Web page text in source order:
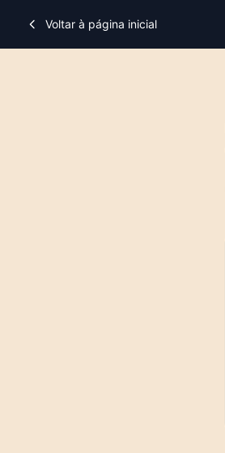
Voltar à página inicial